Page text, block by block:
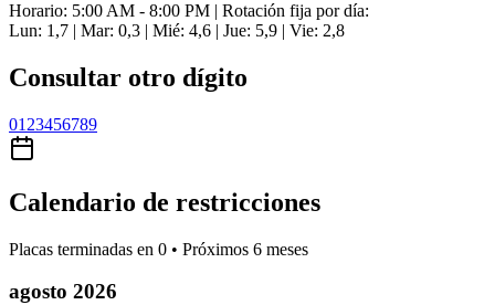
Horario: 5:00 AM - 8:00 PM | Rotación fija por día:
Lun: 1,7 | Mar: 0,3 | Mié: 4,6 | Jue: 5,9 | Vie: 2,8
Consultar otro dígito
01 23456789
Calendario de restricciones
Placas terminadas en 0 • Próximos 6 meses
agosto 2026